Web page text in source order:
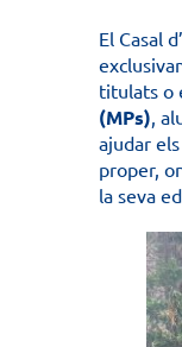
El Casal
titulats o
(MPs),
ajudar
proper,
la seva